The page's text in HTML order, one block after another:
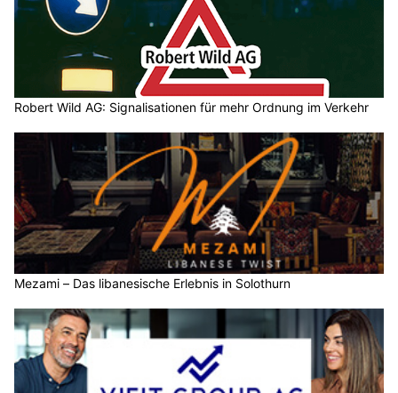
Robert Wild AG: Signalisationen für mehr Ordnung im Verkehr
Mezami – Das libanesische Erlebnis in Solothurn